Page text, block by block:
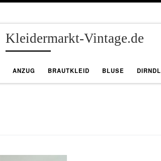
Kleidermarkt-Vintage.de
ANZUG BRAUTKLEID BLUSE DIRNDL